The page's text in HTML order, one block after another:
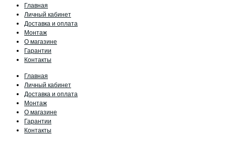
Главная
Личный кабинет
Доставка и оплата
Монтаж
О магазине
Гарантии
Контакты
Главная
Личный кабинет
Доставка и оплата
Монтаж
О магазине
Гарантии
Контакты